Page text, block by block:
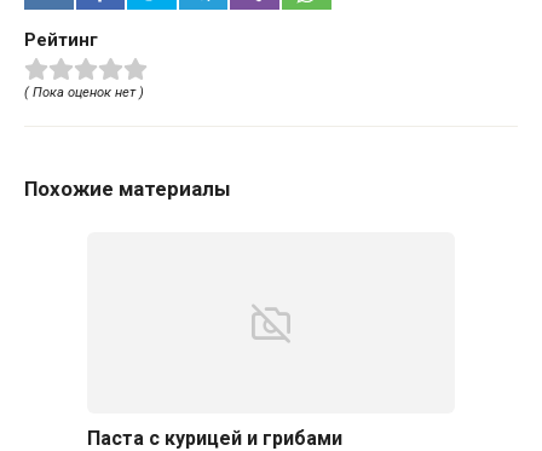
Рейтинг
( Пока оценок нет )
Похожие материалы
Паста с курицей и грибами